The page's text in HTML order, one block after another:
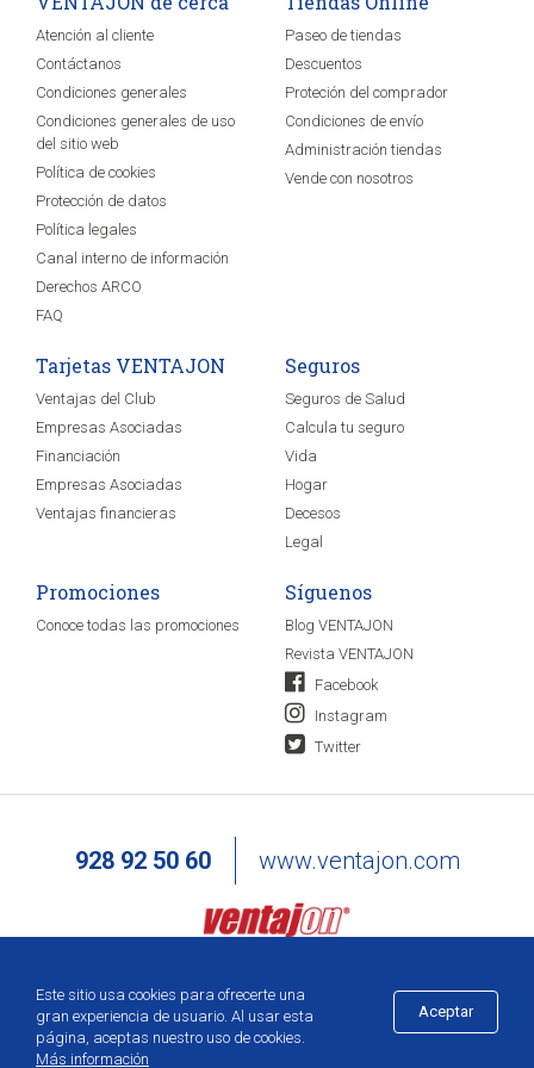
Este sitio usa cookies para ofrecerte una
gran experiencia de usuario. Al usar esta
página, aceptas nuestro uso de cookies.
Más información
Aceptar
Batería. polímero de litio de 160mAh
Duración en uso: 7 días
Duración en espera: 10-15 días
Recarga en 1.5 horas
Resistente al agua: IP 67
Procesador: HS6620D
Memoria: 64KB
Sistema requerido para aplicación móvil: iOS 8.0 o
superior / Android 5.1 o superior
Garantía 2 años.
Atención al cliente
Contáctanos
Condiciones generales
Condiciones generales de uso
del sitio web
Política de cookies
Protección de datos
Política legales
Canal interno de información
Derechos ARCO
FAQ
Paseo de tiendas
Descuentos
Proteción del comprador
Condiciones de envío
Administración tiendas
Vende con nosotros
Tarjetas VENTAJON
Ventajas del Club
Empresas Asociadas
Financiación
Empresas Asociadas
Ventajas financieras
Seguros
Seguros de Salud
Calcula tu seguro
Vida
Hogar
Decesos
Legal
Promociones
Conoce todas las promociones
Síguenos
Blog VENTAJON
Revista VENTAJON
Facebook
Instagram
Twitter
928 92 50 60 www.ventajon.com